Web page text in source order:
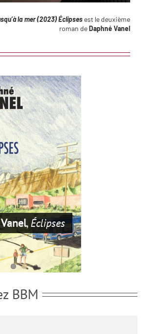
la mer (2023)Éclipses est le deuxième
roman deDaphné Vanel
, Éclipses
,Jusqu’à la
BBM